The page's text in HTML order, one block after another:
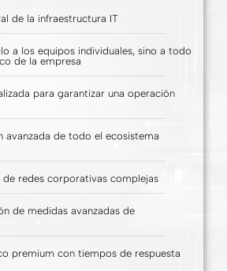
de la infraestructura IT
a los equipos individuales, sino a todo
de la empresa
para garantizar una operación
avanzada de todo el ecosistema
redes corporativas complejas
de medidas avanzadas de
premium con tiempos de respuesta